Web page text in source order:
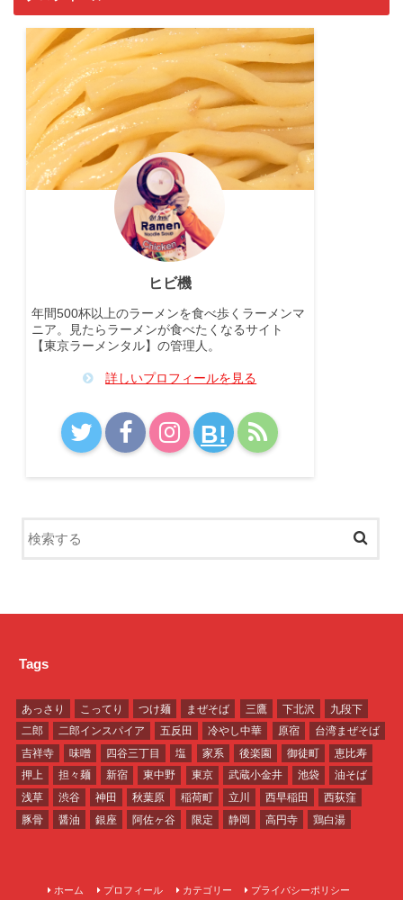
ヒビ機
年間500杯以上のラーメンを食べ歩くラーメンマ
ニア。見たらラーメンが食べたくなるサイト
【東京ラーメンタル】の管理人。
詳しいプロフィールを見る
B!
Tags
あっさり こってり つけ麺 まぜそば 三鷹 下北沢
九段下
二郎
二郎インスパイア 五反田 冷やし中華 原宿
台湾まぜそば
吉祥寺
味噌 四谷三丁目 塩 家系 後楽園 御徒町
恵比寿
押上
担々麺 新宿 東中野 東京 武蔵小金井 池袋
油そば
浅草
渋谷 神田 秋葉原 稲荷町 立川 西早稲田
西荻窪
豚骨
醤油 銀座 阿佐ヶ谷 限定 静岡 高円寺 鶏白湯
ホーム プロフィール カテゴリー プライバシーポリシー